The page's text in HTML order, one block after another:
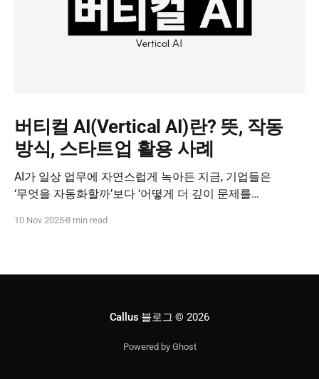
버티컬 AI(Vertical AI)란? 뜻, 작동
방식, 스타트업 활용 사례
AI가 일상 업무에 자연스럽게 녹아든 지금, 기업들은
‘무엇을 자동화할까’보다 ‘어떻게 더 깊이 문제를
바로 버티컬 AI(Vertical AI), 즉 특정 산업과 업무 영역에
활용할 수 있는지 살펴보겠습니다.
10 Nov 20258 min read
Callus 블로그 © 2026
Powered by Ghost